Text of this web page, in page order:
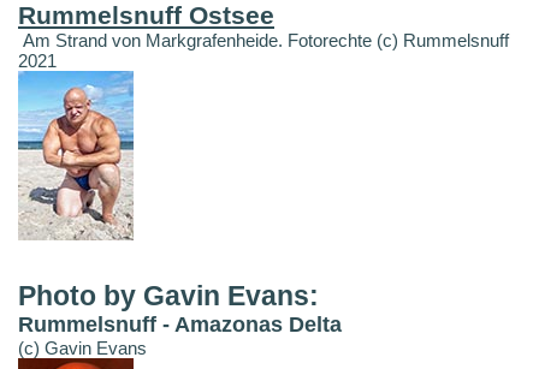
Rummelsnuff Ostsee
Am Strand von Markgrafenheide. Fotorechte (c) Rummelsnuff
2021
Photo by Gavin Evans:
Rummelsnuff - Amazonas Delta
(c) Gavin Evans